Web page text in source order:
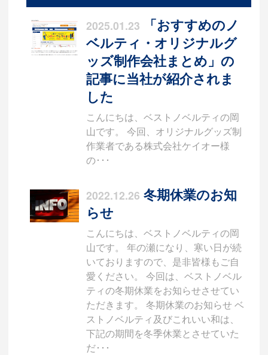
2025.01.23
「おすすめのノ
ベルティ・オリジナルグ
ッズ制作会社まとめ」の
記事に当社が紹介されま
した
こんにちは、ベストノベルティの岡
山です。 今回、オリジナルグッズ制
作業者である株式会社ケイオー様
の･･･
2022.12.26 冬期休業のお知
らせ
こんにちは、ベストノベルティの岡
山です。 年の瀬になり、寒い日が続
いておりますので、是非皆様もご自
愛ください。 今回は、ベストノベル
ティの冬期休業をお知らせさせてい
ただきます。 冬期休業のお知らせ ベ
ストノベルティ及びこれいい和は、
下記の期間を冬季休業とさせていた
だ･･･